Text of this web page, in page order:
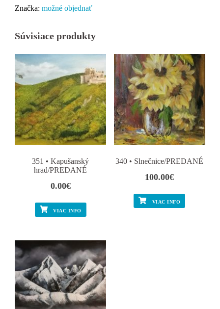
Značka: možné objednať
Súvisiace produkty
351 • Kapušanský
hrad/PREDANÉ
0.00€
VIAC INFO
340 • Slnečnice/PREDANÉ
100.00€
VIAC INFO